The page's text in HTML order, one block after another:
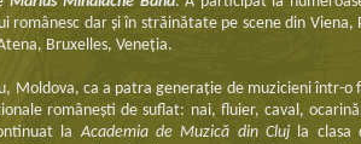
dar și în străinătate pe scene din Viena,
Bruxelles, Veneţia.
Moldova, ca a patra generaţie de muzicieni într-
româneşti de suflat: nai, fluier, caval,
laAcademia de Muzică din Cluj la clasa